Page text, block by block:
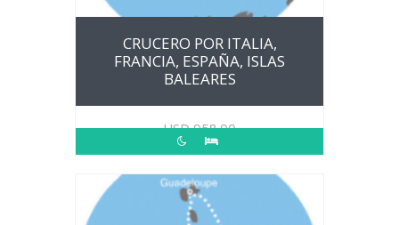
CRUCERO POR ITALIA,
FRANCIA, ESPAÑA, ISLAS
BALEARES
USD958.00